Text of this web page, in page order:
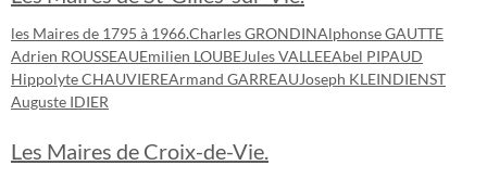
les Maires de 1795 à 1966.Charles GRONDINAlphonse GAUTTE
Adrien ROUSSEAUEmilien LOUBEJules VALLEEAbel PIPAUD
Hippolyte CHAUVIEREArmand GARREAUJoseph KLEINDIENST
Auguste IDIER
Les Maires de Croix-de-Vie.